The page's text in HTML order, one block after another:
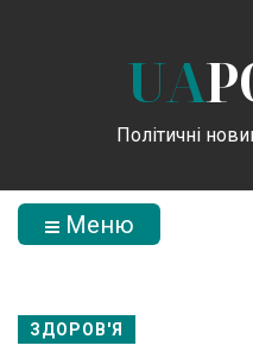
UA
Політичні
Меню
ЗДОРОВ'Я